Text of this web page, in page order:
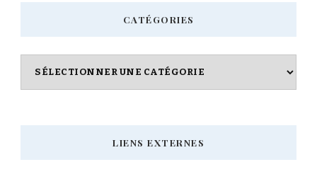
CATÉGORIES
Catégories
LIENS EXTERNES